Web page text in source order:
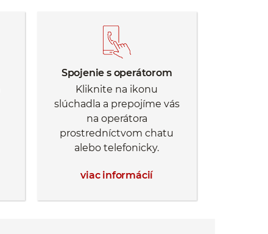
Spojenie s operátorom
Kliknite na ikonu
slúchadla a prepojíme vás
na operátora
prostredníctvom chatu
alebo telefonicky.
viac informácií